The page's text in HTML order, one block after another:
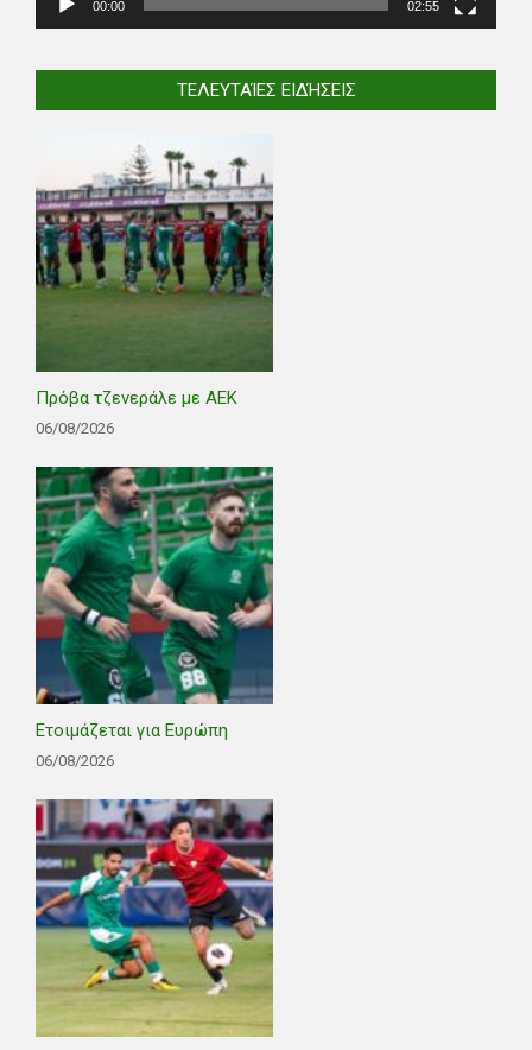
00:00 02:55
ΤΕΛΕΥΤΑΊΕΣ ΕΙΔΉΣΕΙΣ
Πρόβα τζενεράλε με ΑΕΚ
06/08/2026
Ετοιμάζεται για Ευρώπη
06/08/2026